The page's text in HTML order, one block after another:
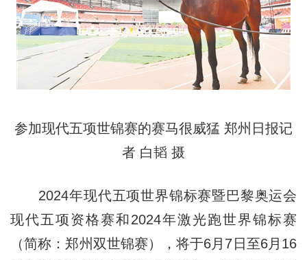
参加现代五项世锦赛的赛马很威猛 郑州日报记
者 白韬 摄
2024年现代五项世界锦标赛暨巴黎奥运会
现代五项资格赛和2024年激光跑世界锦标赛
（简称：郑州双世锦赛），将于6月7日至6月16